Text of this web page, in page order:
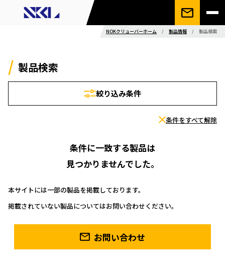
NOKクリューバーホーム / 製品情報 / 製品検索
製品検索
絞り込み条件
条件をすべて解除
条件に一致する製品は
見つかりませんでした。
本サイトには一部の製品を掲載しております。
掲載されていない製品についてはお問い合わせください。
お問い合わせ